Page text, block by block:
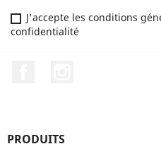
J'accepte les conditions
confidentialité
PRODUITS